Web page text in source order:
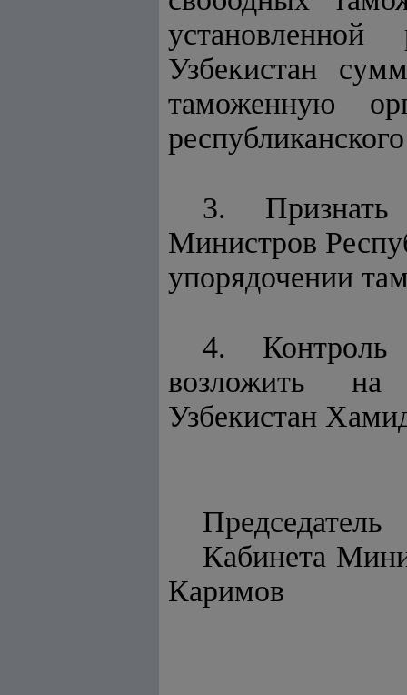
Узбекистан
таможенную
3.
Министров
упорядочении
4. Контроль
возложить на
Узбекистан
Председатель
Каримов